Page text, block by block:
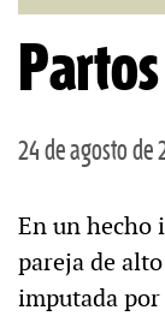
24 de agosto de
En un hecho
pareja de
imputada